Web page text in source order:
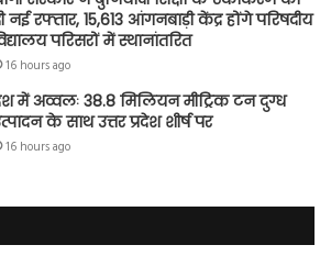
नई रफ्तार, 15,613 आंगनबाड़ी केंद्र होंगे परिषदीय
परिसरों में स्थानांतरित
16 hours ago
में अव्वलः 38.8 मिलियन मीट्रिक टन दुग्ध
के साथ उत्तर प्रदेश शीर्ष पर
16 hours ago